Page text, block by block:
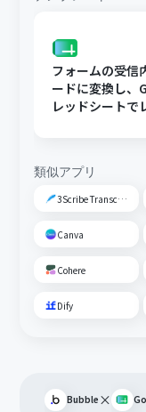
フォームの受信
ードに変換し、
レッドシートで
類似アプリ
3Scribe Transcription
Canva
Cohere
Dify
Bubble ×